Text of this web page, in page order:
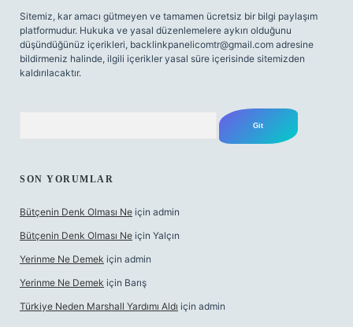
Sitemiz, kar amacı gütmeyen ve tamamen ücretsiz bir bilgi paylaşım
platformudur. Hukuka ve yasal düzenlemelere aykırı olduğunu
düşündüğünüz içerikleri, backlinkpanelicomtr@gmail.com adresine
bildirmeniz halinde, ilgili içerikler yasal süre içerisinde sitemizden
kaldırılacaktır.
SON YORUMLAR
Bütçenin Denk Olması Ne için admin
Bütçenin Denk Olması Ne için Yalçın
Yerinme Ne Demek için admin
Yerinme Ne Demek için Barış
Türkiye Neden Marshall Yardımı Aldı için admin